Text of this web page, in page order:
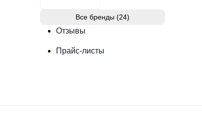
Все бренды (24)
Отзывы
Прайс-листы